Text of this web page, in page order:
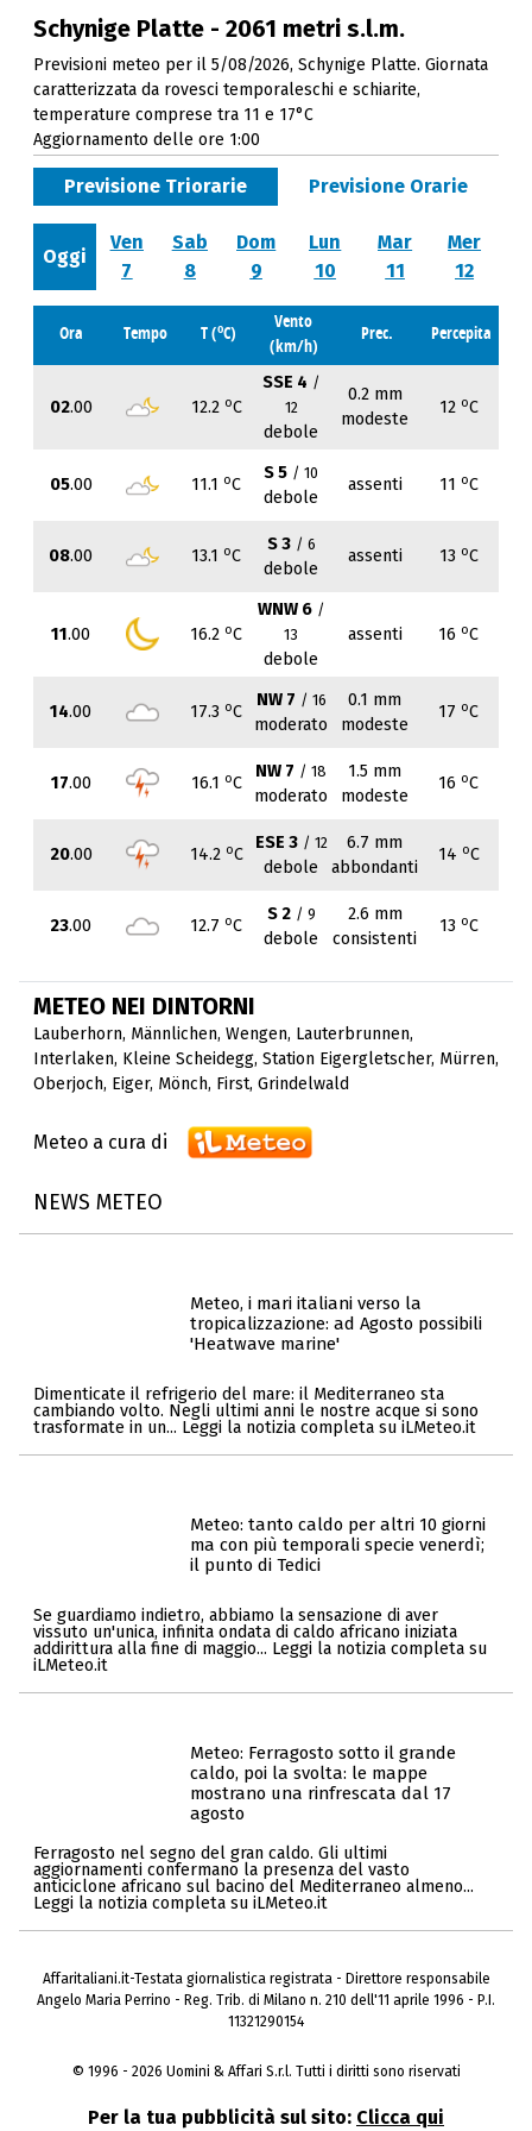
Schynige Platte - 2061 metri s.l.m.
Previsioni meteo per il 5/08/2026, Schynige Platte. Giornata
caratterizzata da rovesci temporaleschi e schiarite,
temperature comprese tra 11 e 17°C
Aggiornamento delle ore 1:00
Previsione Triorarie Previsione Orarie
Oggi
Ven
7
Sab
8
Dom
9
Lun
10
Mar
11
Mer
12
Ora Tempo T (oC)
Vento
(km/h)
Prec. Percepita
02.00 12.2 oC
SSE 4 /
12
debole
0.2 mm
modeste
12 oC
05.00 11.1 oC
S 5 / 10
debole
assenti 11 oC
08.00 13.1 oC
S 3 / 6
debole
assenti 13 oC
11.00 16.2 oC
WNW 6 /
13
debole
assenti 16 oC
14.00 17.3 oC
NW 7 / 16
moderato
0.1 mm
modeste
17 oC
17.00 16.1 oC
NW 7 / 18
moderato
1.5 mm
modeste
16 oC
20.00 14.2 oC
ESE 3 / 12
debole
6.7 mm
abbondanti
14 oC
23.00 12.7 oC
S 2 / 9
debole
2.6 mm
consistenti
13 oC
METEO NEI DINTORNI
Lauberhorn, Männlichen, Wengen, Lauterbrunnen,
Interlaken, Kleine Scheidegg, Station Eigergletscher, Mürren,
Oberjoch, Eiger, Mönch, First, Grindelwald
Meteo a cura di
NEWS METEO
Meteo, i mari italiani verso la
tropicalizzazione: ad Agosto possibili
'Heatwave marine'
Dimenticate il refrigerio del mare: il Mediterraneo sta
cambiando volto. Negli ultimi anni le nostre acque si sono
trasformate in un... Leggi la notizia completa su iLMeteo.it
Meteo: tanto caldo per altri 10 giorni
ma con più temporali specie venerdì;
il punto di Tedici
Se guardiamo indietro, abbiamo la sensazione di aver
vissuto un'unica, infinita ondata di caldo africano iniziata
addirittura alla fine di maggio... Leggi la notizia completa su
iLMeteo.it
Meteo: Ferragosto sotto il grande
caldo, poi la svolta: le mappe
mostrano una rinfrescata dal 17
agosto
Ferragosto nel segno del gran caldo. Gli ultimi
aggiornamenti confermano la presenza del vasto
anticiclone africano sul bacino del Mediterraneo almeno...
Leggi la notizia completa su iLMeteo.it
Affaritaliani.it-Testata giornalistica registrata - Direttore responsabile
Angelo Maria Perrino - Reg. Trib. di Milano n. 210 dell'11 aprile 1996 - P.I.
11321290154
© 1996 - 2026 Uomini & Affari S.r.l. Tutti i diritti sono riservati
Per la tua pubblicità sul sito: Clicca qui